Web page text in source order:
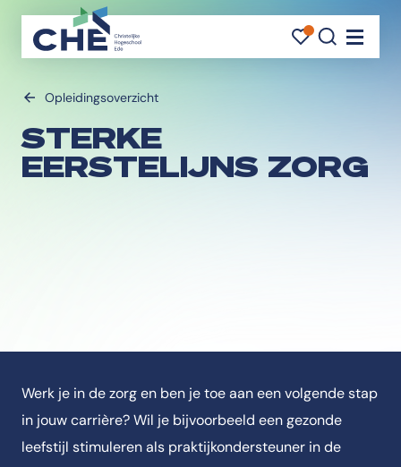
Opleidingsoverzicht
STERKE
EERSTELIJNS ZORG
Werk je in de zorg en ben je toe aan een volgende stap
in jouw carrière? Wil je bijvoorbeeld een gezonde
leefstijl stimuleren als praktijkondersteuner in de